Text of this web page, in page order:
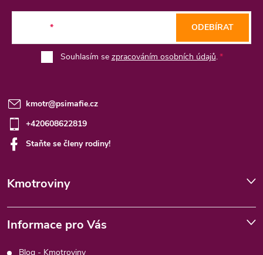
Souhlasím se zpracováním osobních údajů.
ODEBÍRAT
kmotr@psimafie.cz
+420608622819
Staňte se členy rodiny!
Kmotroviny
Informace pro Vás
Blog - Kmotroviny